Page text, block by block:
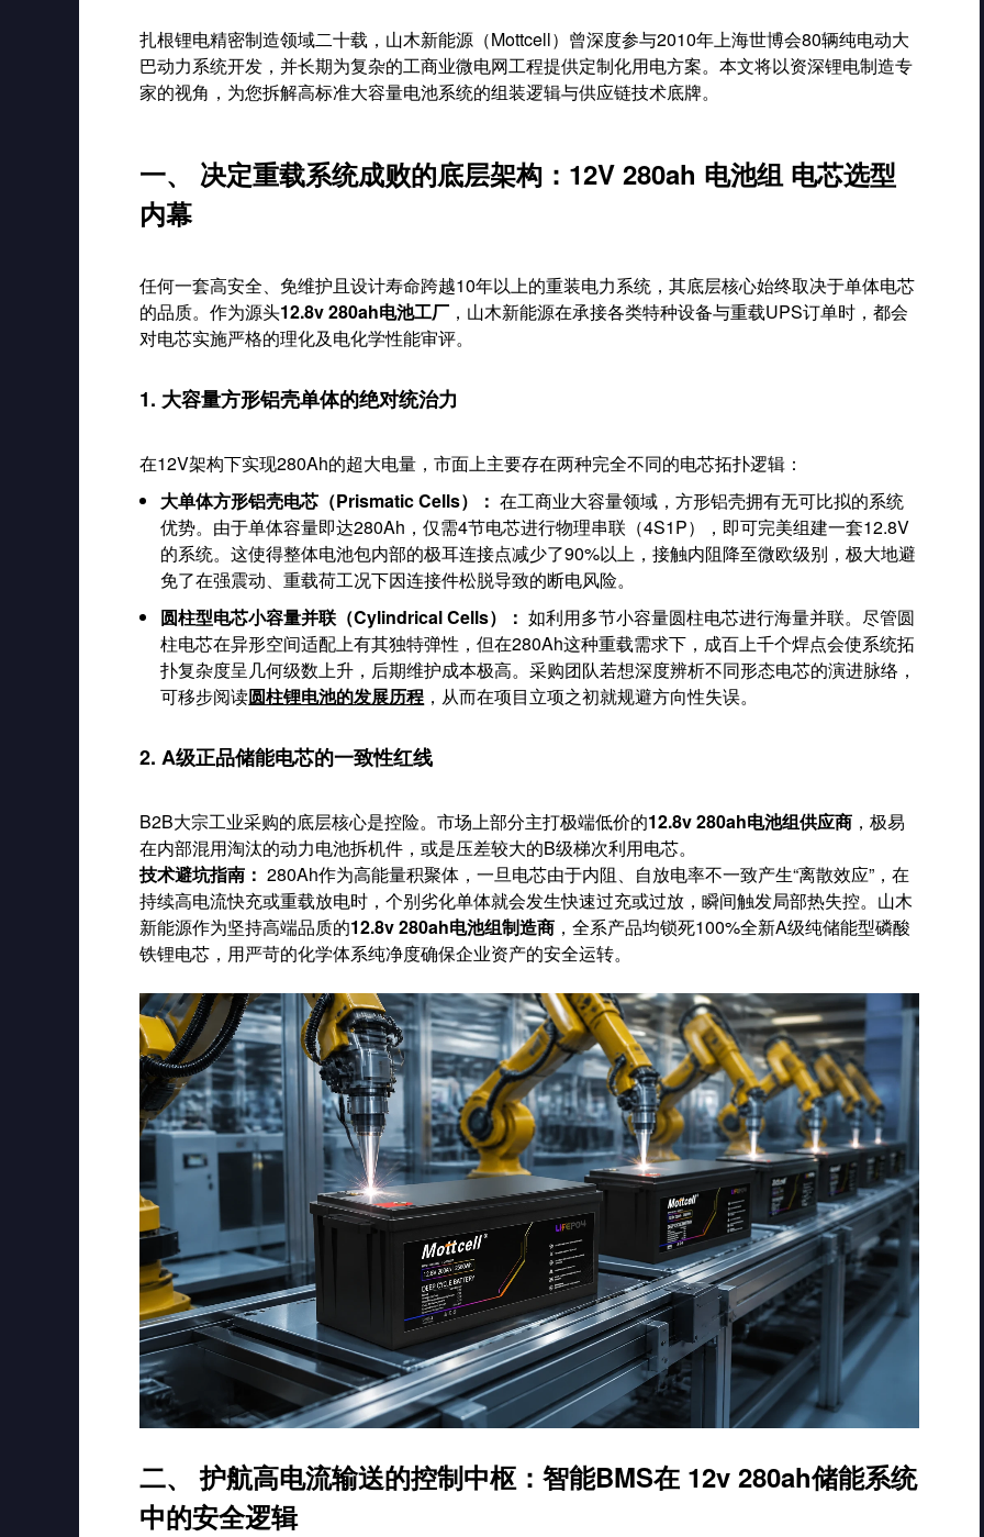
扎根锂电精密制造领域二十载，山木新能源（Mottcell）曾深度参与2010年上海世博会80辆纯电动大
巴动力系统开发，并长期为复杂的工商业微电网工程提供定制化用电方案。本文将以资深锂电制造专
家的视角，为您拆解高标准大容量电池系统的组装逻辑与供应链技术底牌。
一、 决定重载系统成败的底层架构：12V 280ah 电池组 电芯选型
内幕
任何一套高安全、免维护且设计寿命跨越10年以上的重装电力系统，其底层核心始终取决于单体电芯
的品质。作为源头12.8v 280ah电池工厂 ，山木新能源在承接各类特种设备与重载UPS订单时，都会
对电芯实施严格的理化及电化学性能审评。
1. 大容量方形铝壳单体的绝对统治力
在12V架构下实现280Ah的超大电量，市面上主要存在两种完全不同的电芯拓扑逻辑：
大单体方形铝壳电芯（Prismatic Cells）： 在工商业大容量领域，方形铝壳拥有无可比拟的系统
优势。由于单体容量即达280Ah，仅需4节电芯进行物理串联（4S1P），即可完美组建一套12.8V
的系统。这使得整体电池包内部的极耳连接点减少了90%以上，接触内阻降至微欧级别，极大地避
免了在强震动、重载荷工况下因连接件松脱导致的断电风险。
圆柱型电芯小容量并联（Cylindrical Cells）： 如利用多节小容量圆柱电芯进行海量并联。尽管圆
柱电芯在异形空间适配上有其独特弹性，但在280Ah这种重载需求下，成百上千个焊点会使系统拓
扑复杂度呈几何级数上升，后期维护成本极高。采购团队若想深度辨析不同形态电芯的演进脉络，
可移步阅读圆柱锂电池的发展历程 ，从而在项目立项之初就规避方向性失误。
2. A级正品储能电芯的一致性红线
B2B大宗工业采购的底层核心是控险。市场上部分主打极端低价的12.8v 280ah电池组供应商 ，极易
在内部混用淘汰的动力电池拆机件，或是压差较大的B级梯次利用电芯。
技术避坑指南： 280Ah作为高能量积聚体，一旦电芯由于内阻、自放电率不一致产生“离散效应”，在
持续高电流快充或重载放电时，个别劣化单体就会发生快速过充或过放，瞬间触发局部热失控。山木
新能源作为坚持高端品质的12.8v 280ah电池组制造商 ，全系产品均锁死100%全新A级纯储能型磷酸
铁锂电芯，用严苛的化学体系纯净度确保企业资产的安全运转。
二、 护航高电流输送的控制中枢：智能BMS在 12v 280ah储能系统
中的安全逻辑